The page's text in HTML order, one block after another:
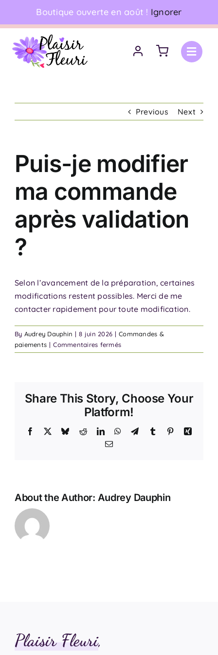
Boutique ouverte en août ! Ignorer
06 18 17 18 94 •Livraison à domicile
Previous Next
Puis-je modifier
ma commande
après validation
?
Selon l’avancement de la préparation, certaines
modifications restent possibles. Merci de me
contacter rapidement pour toute modification.
By Audrey Dauphin | 8 juin 2026 | Commandes &
paiements | Commentaires ferméssur
Puis-
commande
après
validation
?
Share This Story, Choose Your
Platform!
Facebook BlueskyRedditLinkedInWhatsApp
TelegramTumblr PinterestXing
Email
About the Author: Audrey Dauphin
Plaisir Fleuri,